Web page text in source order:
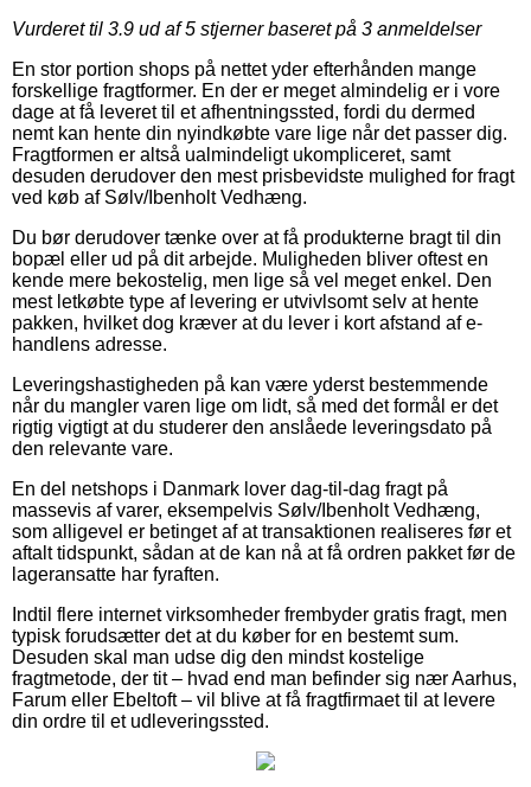
Vurderet til 3.9 ud af 5 stjerner baseret på 3 anmeldelser
En stor portion shops på nettet yder efterhånden mange
forskellige fragtformer. En der er meget almindelig er i vore
dage at få leveret til et afhentningssted, fordi du dermed
nemt kan hente din nyindkøbte vare lige når det passer dig.
Fragtformen er altså ualmindeligt ukompliceret, samt
desuden derudover den mest prisbevidste mulighed for fragt
ved køb af Sølv/Ibenholt Vedhæng.
Du bør derudover tænke over at få produkterne bragt til din
bopæl eller ud på dit arbejde. Muligheden bliver oftest en
kende mere bekostelig, men lige så vel meget enkel. Den
mest letkøbte type af levering er utvivlsomt selv at hente
pakken, hvilket dog kræver at du lever i kort afstand af e-
handlens adresse.
Leveringshastigheden på kan være yderst bestemmende
når du mangler varen lige om lidt, så med det formål er det
rigtig vigtigt at du studerer den anslåede leveringsdato på
den relevante vare.
En del netshops i Danmark lover dag-til-dag fragt på
massevis af varer, eksempelvis Sølv/Ibenholt Vedhæng,
som alligevel er betinget af at transaktionen realiseres før et
aftalt tidspunkt, sådan at de kan nå at få ordren pakket før de
lageransatte har fyraften.
Indtil flere internet virksomheder frembyder gratis fragt, men
typisk forudsætter det at du køber for en bestemt sum.
Desuden skal man udse dig den mindst kostelige
fragtmetode, der tit – hvad end man befinder sig nær Aarhus,
Farum eller Ebeltoft – vil blive at få fragtfirmaet til at levere
din ordre til et udleveringssted.